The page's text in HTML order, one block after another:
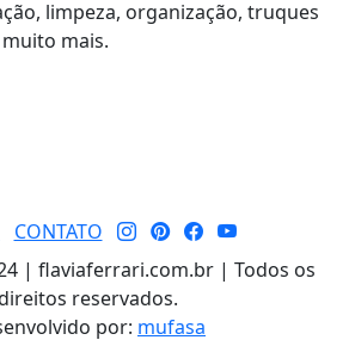
limpeza, organização, truques
mais.
CONTATO
| flaviaferrari.com.br | Todos os
reservados.
por: mufasa